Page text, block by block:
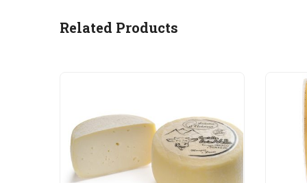
Related Products